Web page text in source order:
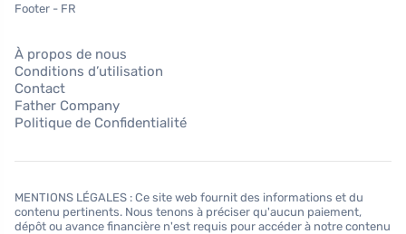
Footer - FR
À propos de nous
Conditions d’utilisation
Contact
Father Company
Politique de Confidentialité
MENTIONS LÉGALES : Ce site web fournit des informations et du
contenu pertinents. Nous tenons à préciser qu'aucun paiement,
dépôt ou avance financière n'est requis pour accéder à notre contenu